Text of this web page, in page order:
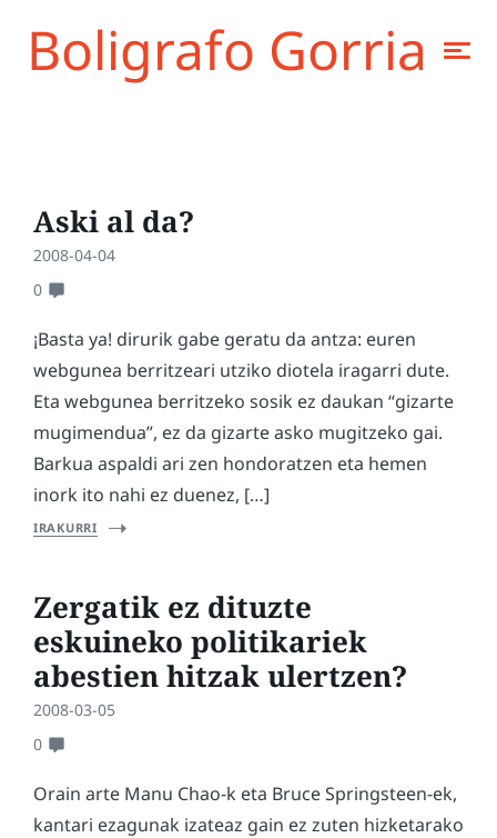
Boligrafo Gorria
Aski al da?
2008-04-04
0
¡Basta ya! dirurik gabe geratu da antza: euren
webgunea berritzeari utziko diotela iragarri dute.
Eta webgunea berritzeko sosik ez daukan “gizarte
mugimendua”, ez da gizarte asko mugitzeko gai.
Barkua aspaldi ari zen hondoratzen eta hemen
inork ito nahi ez duenez, […]
IRAKURRI
Zergatik ez dituzte
eskuineko politikariek
abestien hitzak ulertzen?
2008-03-05
0
Orain arte Manu Chao-k eta Bruce Springsteen-ek,
kantari ezagunak izateaz gain ez zuten hizketarako